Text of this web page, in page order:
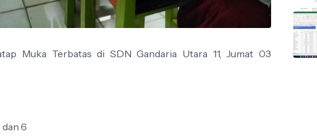
Muka Terbatas di SDN Gandaria Utara 11, Jumat 03
dan 6